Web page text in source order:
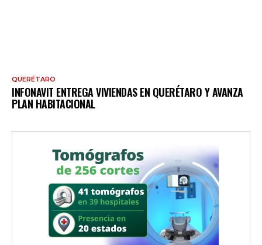
QUERÉTARO
INFONAVIT ENTREGA VIVIENDAS EN QUERÉTARO Y AVANZA
PLAN HABITACIONAL